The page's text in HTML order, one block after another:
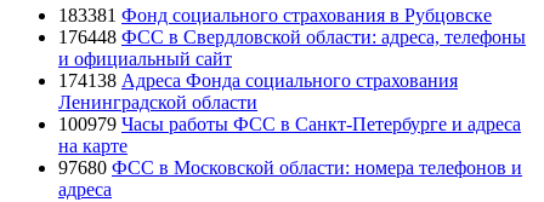
183381 Фонд социального страхования в Рубцовске
176448 ФСС в Свердловской области: адреса, телефоны
и официальный сайт
174138 Адреса Фонда социального страхования
Ленинградской области
100979 Часы работы ФСС в Санкт-Петербурге и адреса
на карте
97680 ФСС в Московской области: номера телефонов и
адреса